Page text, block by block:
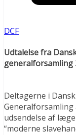
DCF
Udtalelse fra
generalforsamling
Deltagerne i
Generalforsamling
udsendelse af
“moderne